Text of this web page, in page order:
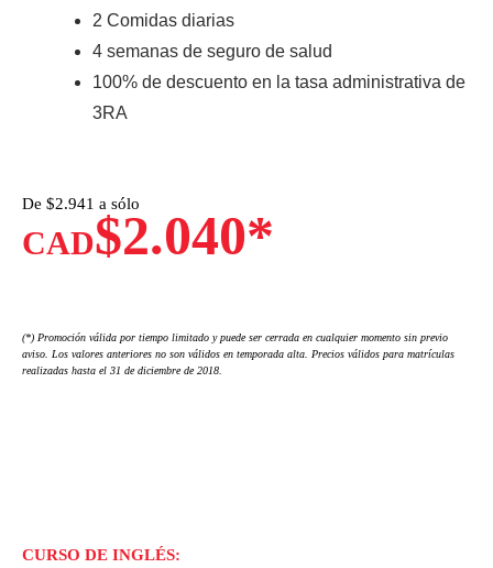
2 Comidas diarias
4 semanas de seguro de salud
100% de descuento en la tasa administrativa de
3RA
De $2.941 a sólo
CAD$2.040*
(*) Promoción válida por tiempo limitado y puede ser cerrada en cualquier momento sin previo
aviso. Los valores anteriores no son válidos en temporada alta. Precios válidos para matrículas
realizadas hasta el 31 de diciembre de 2018.
CURSO DE INGLÉS: